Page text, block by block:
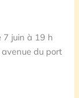
7 juin à 19 h
du port